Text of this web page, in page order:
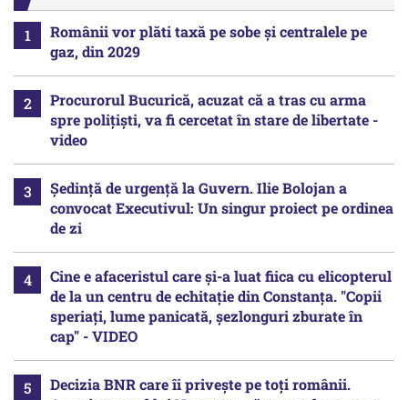
Românii vor plăti taxă pe sobe şi centralele pe
gaz, din 2029
Procurorul Bucurică, acuzat că a tras cu arma
spre polițiști, va fi cercetat în stare de libertate -
video
Ședință de urgență la Guvern. Ilie Bolojan a
convocat Executivul: Un singur proiect pe ordinea
de zi
Cine e afaceristul care și-a luat fiica cu elicopterul
de la un centru de echitație din Constanța. "Copii
speriați, lume panicată, șezlonguri zburate în
cap" - VIDEO
Decizia BNR care îi privește pe toți românii.